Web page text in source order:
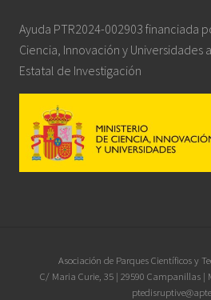
Ayuda PTR2024-002903 financiada
Ciencia, Innovación y Universidades
Estatal de Investigación
Footer
Asociación de Parques Científicos y
C/ Maria Curie, 35 | 29590 Campanillas |